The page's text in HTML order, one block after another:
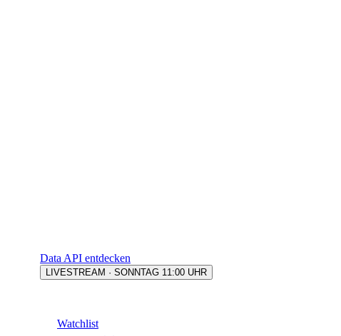
Data API entdecken
LIVESTREAM · SONNTAG 11:00 UHR
Watchlist